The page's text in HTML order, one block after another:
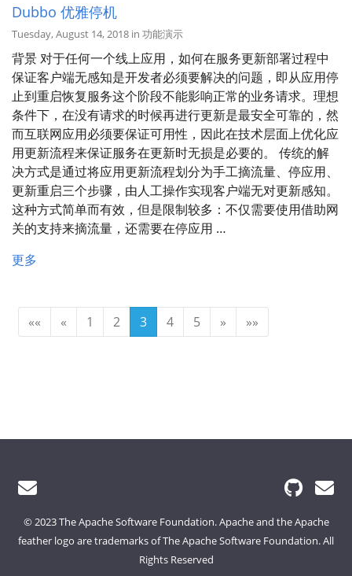
Dubbo 优雅停机
Tuesday, August 14, 2018 in 功能演示
背景 对于任何一个线上应用，如何在服务更新部署过程中
保证客户端无感知是开发者必须要解决的问题，即从应用停
止到重启恢复服务这个阶段不能影响正常的业务请求。理想
条件下，在没有请求的时候再进行更新是最安全可靠的，然
而互联网应用必须要保证可用性，因此在技术层面上优化应
用更新流程来保证服务在更新时无损是必要的。 传统的解
决方式是通过将应用更新流程划分为手工摘流量、停应用、
更新重启三个步骤，由人工操作实现客户端无对更新感知。
这种方式简单而有效，但是限制较多：不仅需要使用借助网
关的支持来摘流量，还需要在停应用 …
更多
«« « 1 2 3 4 5 » »»
© 2023 The Apache Software Foundation. Apache and the Apache
feather logo are trademarks of The Apache Software Foundation. All
Rights Reserved